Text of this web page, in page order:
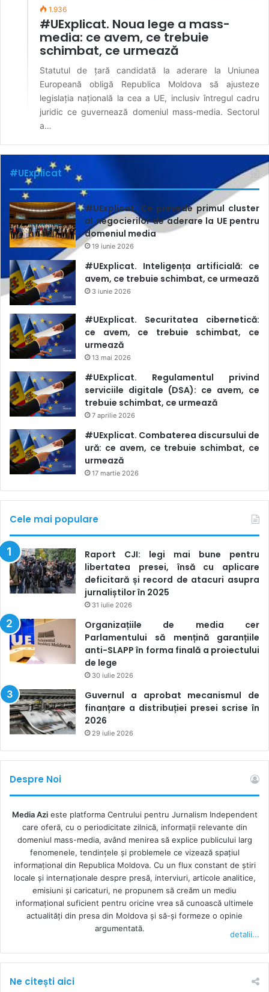
1.936
#UExplicat. Noua lege a mass-
media: ce avem, ce trebuie
schimbat, ce urmează
Statutul de țară candidată la aderare la Uniunea
Europeană obligă Republica Moldova să ajusteze
legislația națională la cea a UE, inclusiv întregul cadru
juridic ce guvernează domeniul mass-media. Sectorul
a…
#UExplicat
#UExplicat. Ce prevede primul cluster
al negocierilor de aderare la UE pentru
domeniul media
19 iunie 2026
#UExplicat. Inteligența artificială: ce
avem, ce trebuie schimbat, ce urmează
3 iunie 2026
#UExplicat. Securitatea cibernetică:
ce avem, ce trebuie schimbat, ce
urmează
13 mai 2026
#UExplicat. Regulamentul privind
serviciile digitale (DSA): ce avem, ce
trebuie schimbat, ce urmează
7 aprilie 2026
#UExplicat. Combaterea discursului de
ură: ce avem, ce trebuie schimbat, ce
urmează
17 martie 2026
Cele mai populare
Raport CJI: legi mai bune pentru
libertatea presei, însă cu aplicare
deficitară și record de atacuri asupra
jurnaliștilor în 2025
31 iulie 2026
Organizațiile de media cer
Parlamentului să mențină garanțiile
anti-SLAPP în forma finală a proiectului
de lege
30 iulie 2026
Guvernul a aprobat mecanismul de
finanțare a distribuției presei scrise în
2026
29 iulie 2026
Despre Noi
Media Azieste platforma Centrului pentru Jurnalism Independent
care oferă, cu o periodicitate zilnică, informații relevante din
domeniul mass-media, având menirea să explice publicului larg
fenomenele, tendințele și problemele ce vizează spațiul
informațional din Republica Moldova. Cu un flux constant de ştiri
locale şi internaţionale despre presă, interviuri, articole analitice,
emisiuni și caricaturi, ne propunem să creăm un mediu
informaţional suficient pentru oricine vrea să cunoască ultimele
actualităţi din presa din Moldova şi să-şi formeze o opinie
argumentată.
detalii...
Ne citești aici